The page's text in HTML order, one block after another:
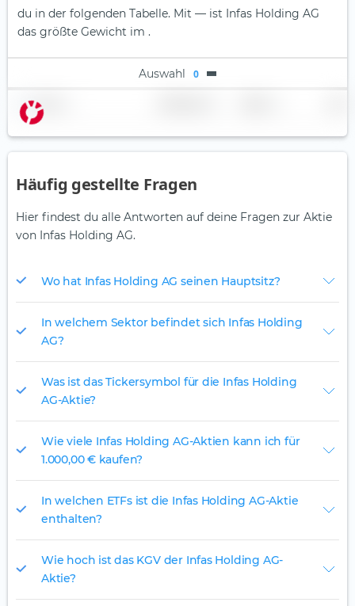
du in der folgenden Tabelle. Mit — ist Infas Holding AG
das größte Gewicht im .
Auswahl 0
Name
Häufig gestellte Fragen
Hier findest du alle Antworten auf deine Fragen zur Aktie
von Infas Holding AG.
Wo hat Infas Holding AG seinen Hauptsitz?
In welchem Sektor befindet sich Infas Holding
AG?
Was ist das Tickersymbol für die Infas Holding
AG-Aktie?
Wie viele Infas Holding AG-Aktien kann ich für
1.000,00 € kaufen?
In welchen ETFs ist die Infas Holding AG-Aktie
enthalten?
Wie hoch ist das KGV der Infas Holding AG-
Aktie?